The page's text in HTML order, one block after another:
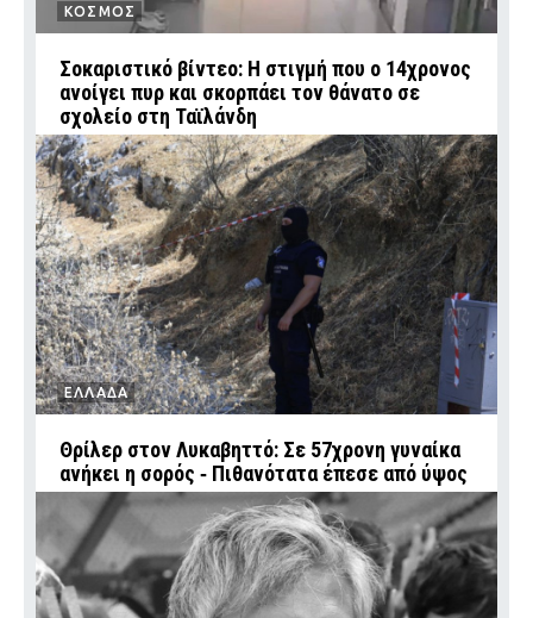
ΚΟΣΜΟΣ
Σοκαριστικό βίντεο: Η στιγμή που ο 14χρονος
ανοίγει πυρ και σκορπάει τον θάνατο σε
σχολείο στη Ταϊλάνδη
ΕΛΛΑΔΑ
Θρίλερ στον Λυκαβηττό: Σε 57χρονη γυναίκα
ανήκει η σορός ‑ Πιθανότατα έπεσε από ύψος